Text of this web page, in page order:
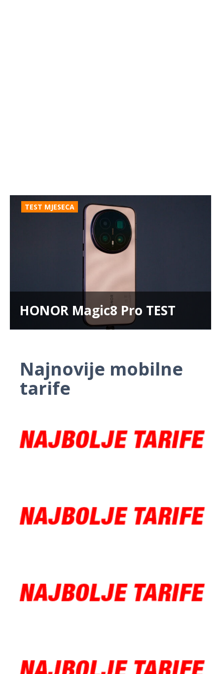
TEST MJESECA
HONOR Magic8 Pro TEST
Najnovije mobilne
tarife